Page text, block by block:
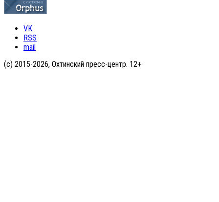
VK
RSS
mail
(с) 2015-2026, Охтинский пресс-центр. 12+